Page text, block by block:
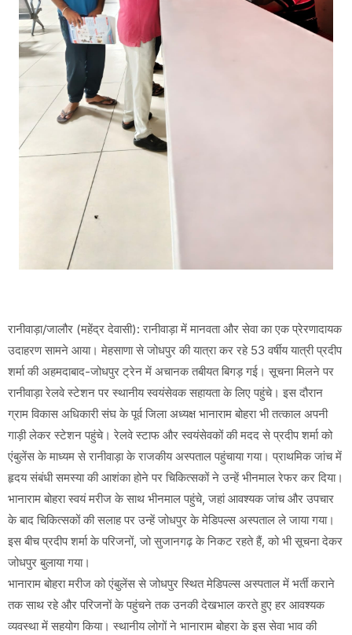
रानीवाड़ा/जालौर (महेंद्र देवासी): रानीवाड़ा में मानवता और सेवा का एक प्रेरणादायक
उदाहरण सामने आया। मेहसाणा से जोधपुर की यात्रा कर रहे 53 वर्षीय यात्री प्रदीप
शर्मा की अहमदाबाद-जोधपुर ट्रेन में अचानक तबीयत बिगड़ गई। सूचना मिलने पर
रानीवाड़ा रेलवे स्टेशन पर स्थानीय स्वयंसेवक सहायता के लिए पहुंचे। इस दौरान
ग्राम विकास अधिकारी संघ के पूर्व जिला अध्यक्ष भानाराम बोहरा भी तत्काल अपनी
गाड़ी लेकर स्टेशन पहुंचे। रेलवे स्टाफ और स्वयंसेवकों की मदद से प्रदीप शर्मा को
एंबुलेंस के माध्यम से रानीवाड़ा के राजकीय अस्पताल पहुंचाया गया। प्राथमिक जांच में
हृदय संबंधी समस्या की आशंका होने पर चिकित्सकों ने उन्हें भीनमाल रेफर कर दिया।
भानाराम बोहरा स्वयं मरीज के साथ भीनमाल पहुंचे, जहां आवश्यक जांच और उपचार
के बाद चिकित्सकों की सलाह पर उन्हें जोधपुर के मेडिपल्स अस्पताल ले जाया गया।
इस बीच प्रदीप शर्मा के परिजनों, जो सुजानगढ़ के निकट रहते हैं, को भी सूचना देकर
जोधपुर बुलाया गया।
भानाराम बोहरा मरीज को एंबुलेंस से जोधपुर स्थित मेडिपल्स अस्पताल में भर्ती कराने
तक साथ रहे और परिजनों के पहुंचने तक उनकी देखभाल करते हुए हर आवश्यक
व्यवस्था में सहयोग किया। स्थानीय लोगों ने भानाराम बोहरा के इस सेवा भाव की